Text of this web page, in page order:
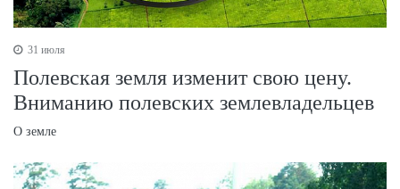
31 июля
Полевская земля изменит свою цену.
Вниманию полевских землевладельцев
О земле